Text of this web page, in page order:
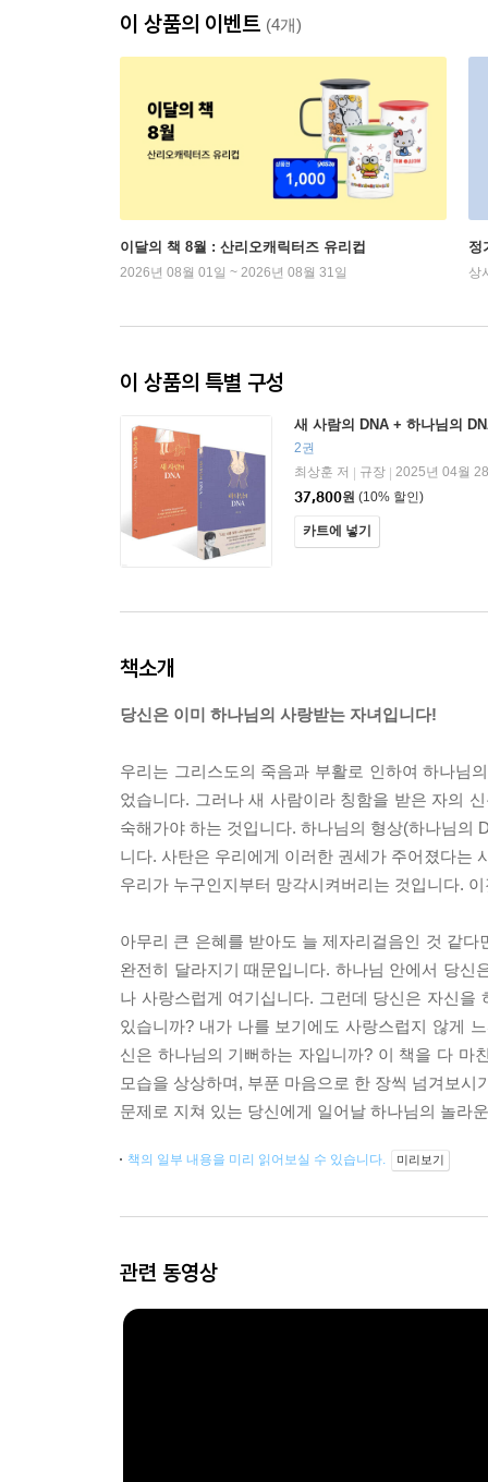
이 상품의 이벤트 (4개)
이달의 책 8월 : 산리오캐릭터즈 유리컵
2026년 08월 01일 ~ 2026년 08월 31일
정
상
이 상품의 특별 구성
새 사람의 DNA + 하나님의
2권
최상훈 저
규장
2025년 04월
37,800원 (10% 할인)
카트에 넣기
책소개
당신은 이미 하나님의 사랑받는 자녀입니다!
우리는 그리스도의 죽음과 부활로 인하여 하나님
었습니다. 그러나 새 사람이라 칭함을 받은 자의
숙해가야 하는 것입니다. 하나님의 형상(하나님의
니다. 사탄은 우리에게 이러한 권세가 주어졌다는
우리가 누구인지부터 망각시켜버리는 것입니다.
아무리 큰 은혜를 받아도 늘 제자리걸음인 것 같
완전히 달라지기 때문입니다. 하나님 안에서 당
나 사랑스럽게 여기십니다. 그런데 당신은 자신을
있습니까? 내가 나를 보기에도 사랑스럽지 않게
신은 하나님의 기뻐하는 자입니까? 이 책을 다 마
모습을 상상하며, 부푼 마음으로 한 장씩 넘겨보
문제로 지쳐 있는 당신에게 일어날 하나님의 놀라
책의 일부 내용을 미리 읽어보실 수 있습니다. 미리보기
관련 동영상